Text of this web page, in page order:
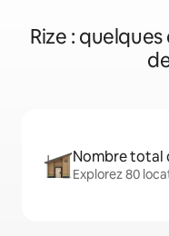
Rize :
Nombre total
Explorez 80